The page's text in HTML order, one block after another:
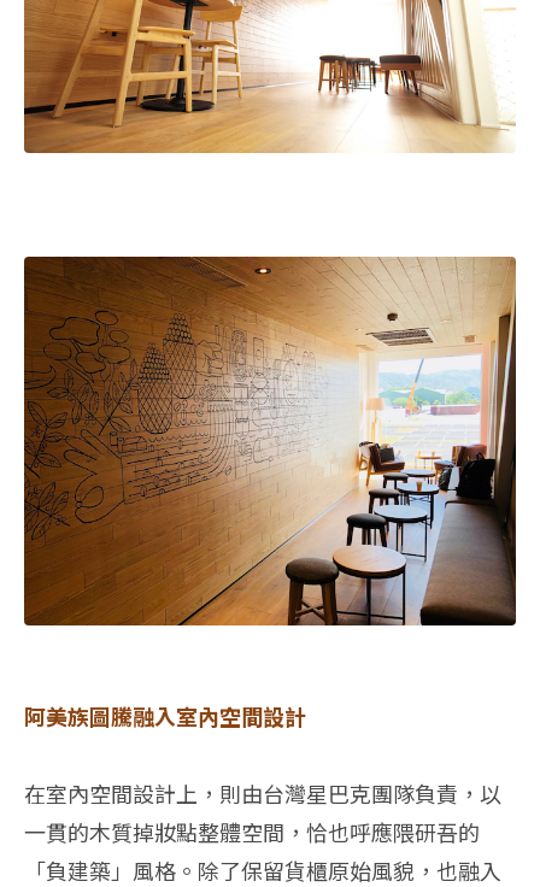
阿美族圖騰融入室內空間設計
在室內空間設計上，則由台灣星巴克團隊負責，以
一貫的木質掉妝點整體空間，恰也呼應隈研吾的
「負建築」風格。除了保留貨櫃原始風貌，也融入